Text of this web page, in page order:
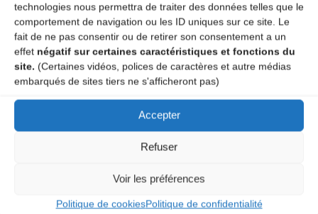
technologies nous permettra de traiter des données telles que le
comportement de navigation ou les ID uniques sur ce site. Le
fait de ne pas consentir ou de retirer son consentement a un
effet négatif sur certaines caractéristiques et fonctions du
site. (Certaines vidéos, polices de caractères et autre médias
embarqués de sites tiers ne s'afficheront pas)
Accepter
Refuser
Voir les préférences
Politique de cookiesPolitique de confidentialité
GRANITE – AUVERGATUS – TORNAMAI
Jeudi 28/07
LOU CIN DJAI – GRAVENOIRE
Samedi 30/07
COCANHA – LA FORCELLE – JERICHO
Cliquez ici pour accepter les cookies de
sites tiers et activer le contenu ci-dessous